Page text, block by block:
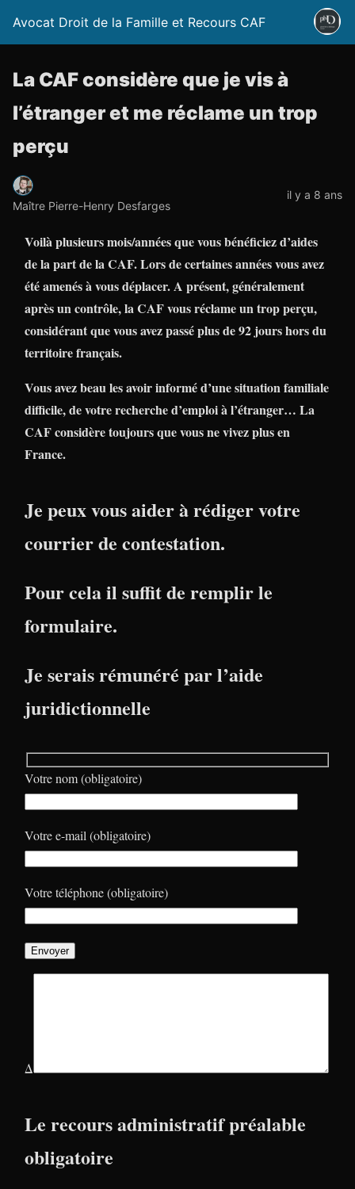
Avocat Droit de la Famille et Recours CAF
La CAF considère que je vis à
l’étranger et me réclame un trop
perçu
Maître Pierre-Henry Desfarges
il y a 8 ans
Voilà plusieurs mois/années que vous bénéficiez d’aides
de la part de la CAF. Lors de certaines années vous avez
été amenés à vous déplacer. A présent, généralement
après un contrôle, la CAF vous réclame un trop perçu,
considérant que vous avez passé plus de 92 jours hors du
territoire français.
Vous avez beau les avoir informé d’une situation familiale
difficile, de votre recherche d’emploi à l’étranger… La
CAF considère toujours que vous ne vivez plus en
France.
Je peux vous aider à rédiger votre
courrier de contestation.
Pour cela il suffit de remplir le
formulaire.
Je serais rémunéré par l’aide
juridictionnelle
Votre nom (obligatoire)
Votre e-mail (obligatoire)
Votre téléphone (obligatoire)
Δ
Le recours administratif préalable
obligatoire